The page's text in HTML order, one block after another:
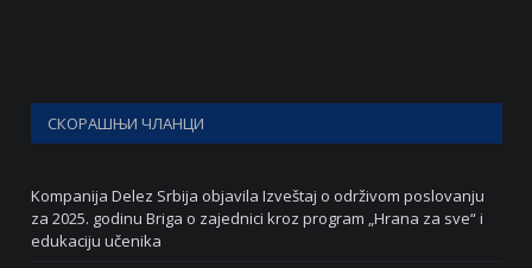
СКОРАШЊИ ЧЛАНЦИ
Kompanija Delez Srbija objavila Izveštaj o održivom poslovanju
za 2025. godinu Briga o zajednici kroz program „Hrana za sve“ i
edukaciju učenika